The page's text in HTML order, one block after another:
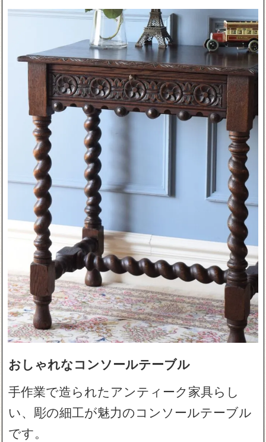
おしゃれなコンソールテーブル
手作業で造られたアンティーク家具らし
い、彫の細工が魅力のコンソールテーブル
です。